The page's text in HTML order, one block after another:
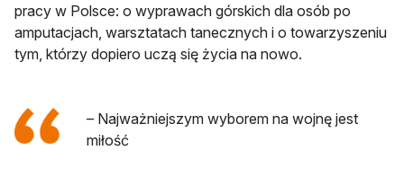
pracy w Polsce: o wyprawach górskich dla osób po
amputacjach, warsztatach tanecznych i o towarzyszeniu
tym, którzy dopiero uczą się życia na nowo.
– Najważniejszym wyborem na wojnę jest
miłość